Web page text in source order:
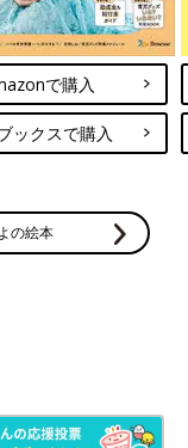
で購入
ックスで購入
の絵本